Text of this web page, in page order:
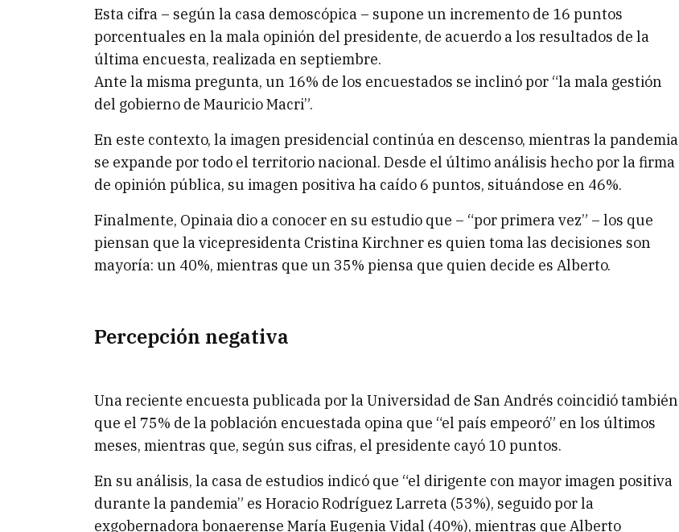
Esta cifra – según la casa demoscópica – supone un incremento de 16 puntos
porcentuales en la mala opinión del presidente, de acuerdo a los resultados de la
última encuesta, realizada en septiembre.
Ante la misma pregunta, un 16% de los encuestados se inclinó por “la mala gestión
del gobierno de Mauricio Macri”.
En este contexto, la imagen presidencial continúa en descenso, mientras la pandemia
se expande por todo el territorio nacional. Desde el último análisis hecho por la firma
de opinión pública, su imagen positiva ha caído 6 puntos, situándose en 46%.
Finalmente, Opinaia dio a conocer en su estudio que – “por primera vez” – los que
piensan que la vicepresidenta Cristina Kirchner es quien toma las decisiones son
mayoría: un 40%, mientras que un 35% piensa que quien decide es Alberto.
Percepción negativa
Una reciente encuesta publicada por la Universidad de San Andrés coincidió también
que el 75% de la población encuestada opina que “el país empeoró” en los últimos
meses, mientras que, según sus cifras, el presidente cayó 10 puntos.
En su análisis, la casa de estudios indicó que “el dirigente con mayor imagen positiva
durante la pandemia” es Horacio Rodríguez Larreta (53%), seguido por la
exgobernadora bonaerense María Eugenia Vidal (40%), mientras que Alberto